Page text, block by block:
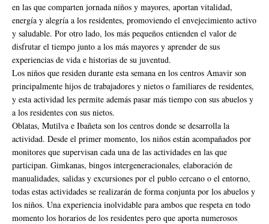
en las que comparten jornada niños y mayores, aportan vitalidad,
energía y alegría a los residentes, promoviendo el envejecimiento activo
y saludable. Por otro lado, los más pequeños entienden el valor de
disfrutar el tiempo junto a los más mayores y aprender de sus
experiencias de vida e historias de su juventud.
Los niños que residen durante esta semana en los centros Amavir son
principalmente hijos de trabajadores y nietos o familiares de residentes,
y esta actividad les permite además pasar más tiempo con sus abuelos y
a los residentes con sus nietos.
Oblatas, Mutilva e Ibañeta son los centros donde se desarrolla la
actividad. Desde el primer momento, los niños están acompañados por
monitores que supervisan cada una de las actividades en las que
participan. Gimkanas, bingos intergeneracionales, elaboración de
manualidades, salidas y excursiones por el publo cercano o el entorno,
todas estas actividades se realizarán de forma conjunta por los abuelos y
los niños. Una experiencia inolvidable para ambos que respeta en todo
momento los horarios de los residentes pero que aporta numerosos